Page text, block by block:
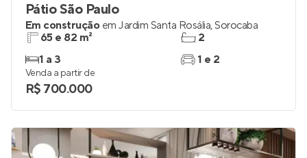
Pátio São Paulo
Em construção em Jardim Santa Rosália,Sorocaba
65 e 82 m²
1 a 3
2
1 e 2
Venda a partir de
R$ 700.000